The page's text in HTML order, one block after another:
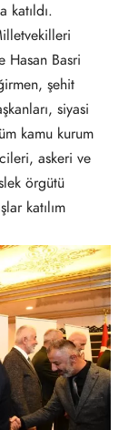
katıldı.
Hasan Basri
şehit
siyasi
kamu kurum
askeri ve
örgütü
katılım